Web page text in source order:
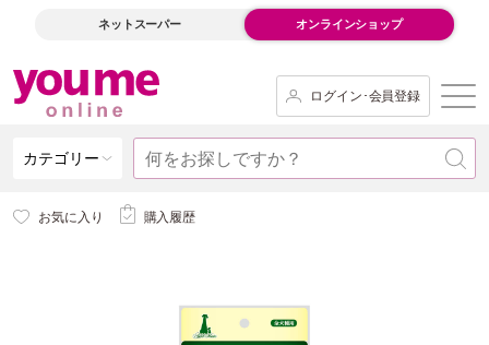
ネットスーパー オンラインショップ
ログイン･会員登録
カテゴリー
お気に入り 購入履歴